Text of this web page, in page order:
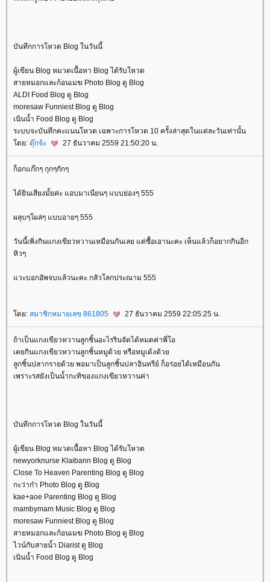
บันทึกการโหวต Blog ในวันนี้
ผู้เขียน Blog หมวดเนื้อหา Blog ได้รับโหวต
สายหมอกและก้อนเมฆ Photo Blog ดู Blog
ALDI Food Blog ดู Blog
moresaw Funniest Blog ดู Blog
เนินน้ำ Food Blog ดู Blog
ระบบจะบันทึกคะแนนโหวต เฉพาะการโหวต 10 ครั้งล่าสุดในแต่ละวันเท่านั้น
ดย: ตุ๊กจ้ะ 27 ธันวาคม 2559 21:50:20 น.
ก็อกแก๊กๆ กุกๆกักๆ
ได้ยินเสียงมั้ยค่ะ แอบมาเนียนๆ แบบย่องๆ 555
ผลุบๆโผล่ๆ แบบอายๆ 555
วันนี้เพิ่งกินแกงเขียวหวานเหมือนกันเลย แต่ซื้อเอานะคะ เห็นแล้วก็อยากกินอีก
หิวๆ
วะบอกอัพจบแล้วนะคะ กลัวโลกประณาม 555
ดย: สมาชิกหมายเลข 861805 27 ธันวาคม 2559 22:05:25 น.
ถ้าเป็นแกงเขียวหวานลูกชิ้นอะไรรินจัดได้หมดค่าพี่โอ
เคยกินแกงเขียวหวานลูกชิ้นหมูด้วย หรือหมูเด้งด้ว
ลูกชิ้นปลากรายด้วย พอมาเป็นลูกชิ้นปลาอินทรีย์ ก็อร่อยได้เหมือนกัน
เพราะรสยังเป็นน้ำกะทิของแกงเขียวหวานค่า
บันทึกการโหวต Blog ในวันนี้
ผู้เขียน Blog หมวดเนื้อหา Blog ได้รับโหวต
newyorknurse Klaibann Blog ดู Blog
Close To Heaven Parenting Blog ดู Blog
กะว่าก๋า Photo Blog ดู Blog
kae+aoe Parenting Blog ดู Blog
mambymam Music Blog ดู Blog
moresaw Funniest Blog ดู Blog
สายหมอกและก้อนเมฆ Photo Blog ดู Blog
ไวน์กับสายน้ำ Diarist ดู Blog
เนินน้ำ Food Blog ดู Blog